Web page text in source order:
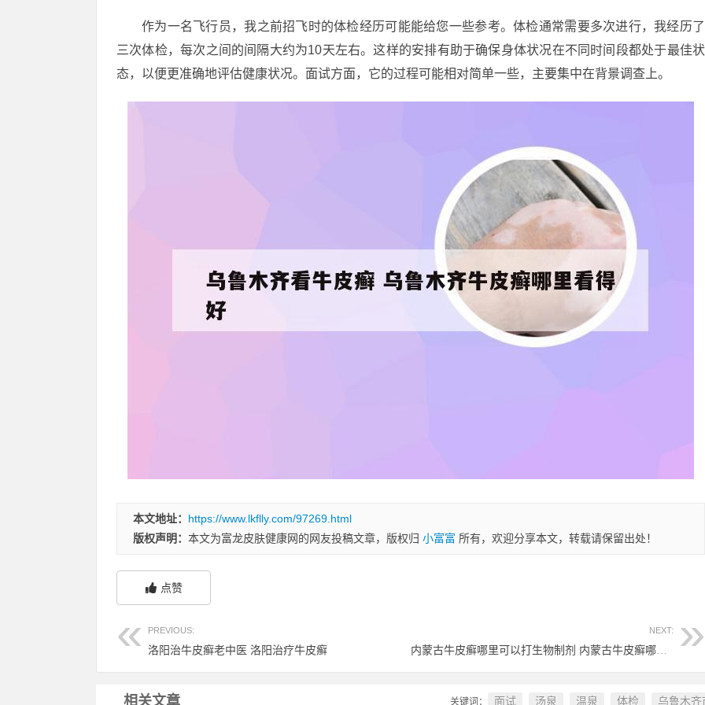
作为一名飞行员，我之前招飞时的体检经历可能能给您一些参考。体检通常需要多次进行，我经历了
三次体检，每次之间的间隔大约为10天左右。这样的安排有助于确保身体状况在不同时间段都处于最佳状
态，以便更准确地评估健康状况。面试方面，它的过程可能相对简单一些，主要集中在背景调查上。
本文地址： https://www.lkflly.com/97269.html
版权声明： 本文为富龙皮肤健康网的网友投稿文章，版权归 小富富 所有，欢迎分享本文，转载请保留出处！
点赞
PREVIOUS:
洛阳治牛皮癣老中医 洛阳治疗牛皮癣
NEXT:
相关文章 关键词： 面试 汤泉 温泉 体检 乌鲁木齐